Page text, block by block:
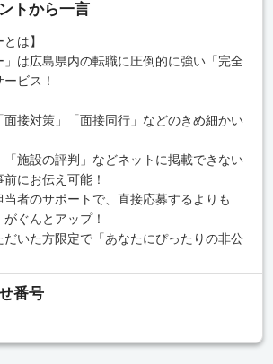
トから一言
は】
」は広島県内の転職に圧倒的に強い「完全
ビス！
面接対策」「面接同行」などのきめ細かい
「施設の評判」などネットに掲載できない
にお伝え可能！
当者のサポートで、直接応募するよりも
がぐんとアップ！
だいた方限定で「あなたにぴったりの非公
番号